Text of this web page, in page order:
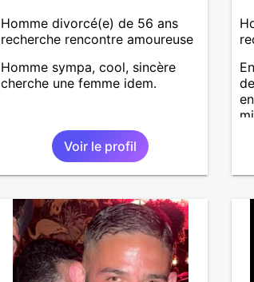
Homme divorcé(e) de 56 ans
recherche rencontre amoureuse
Homme sympa, cool, sincère
cherche une femme idem.
Voir le profil